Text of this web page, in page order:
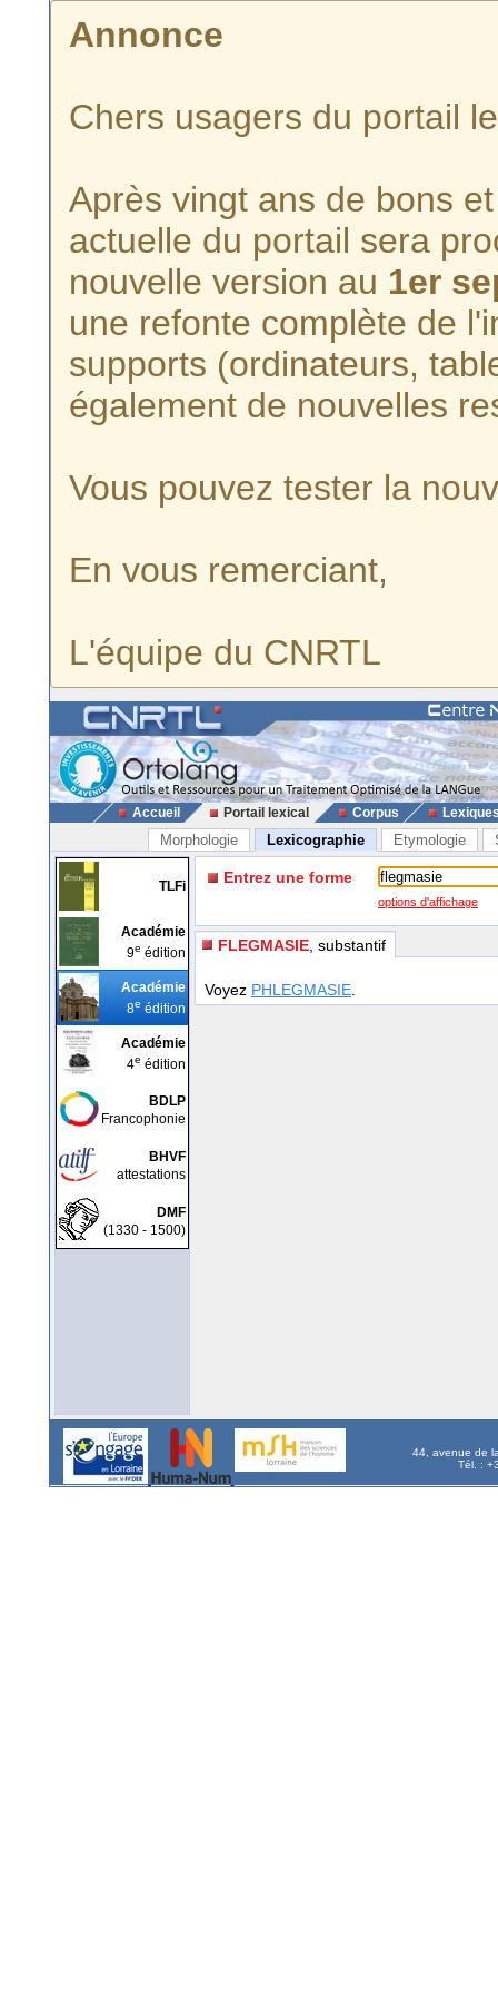
Annonce
Chers usagers du portail
Après vingt ans de bons
actuelle du portail sera
nouvelle version au 1er
une refonte complète de
supports (ordinateurs,
également de nouvelles
Vous pouvez tester la
En vous remerciant,
L'équipe du CNRTL
Accueil Portail lexical Corpus
Morphologie Lexicographie Etymologie
TLFi
Académie
9e édition
Académie
8e édition
Académie
4e édition
BDLP
Francophonie
BHVF
attestations
DMF
(1330 - 1500)
Entrez une forme
options d'affichage
FLEGMASIE , substantif
Voyez PHLEGMASIE.
44, avenue de
Tél. :